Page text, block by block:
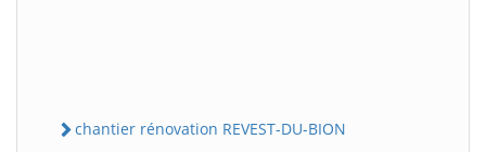
chantier rénovation REVEST-DU-BION